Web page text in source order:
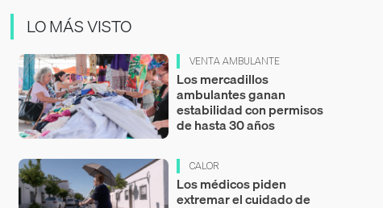
LO MÁS VISTO
VENTA AMBULANTE
Los mercadillos
ambulantes ganan
estabilidad con permisos
de hasta 30 años
CALOR
Los médicos piden
extremar el cuidado de